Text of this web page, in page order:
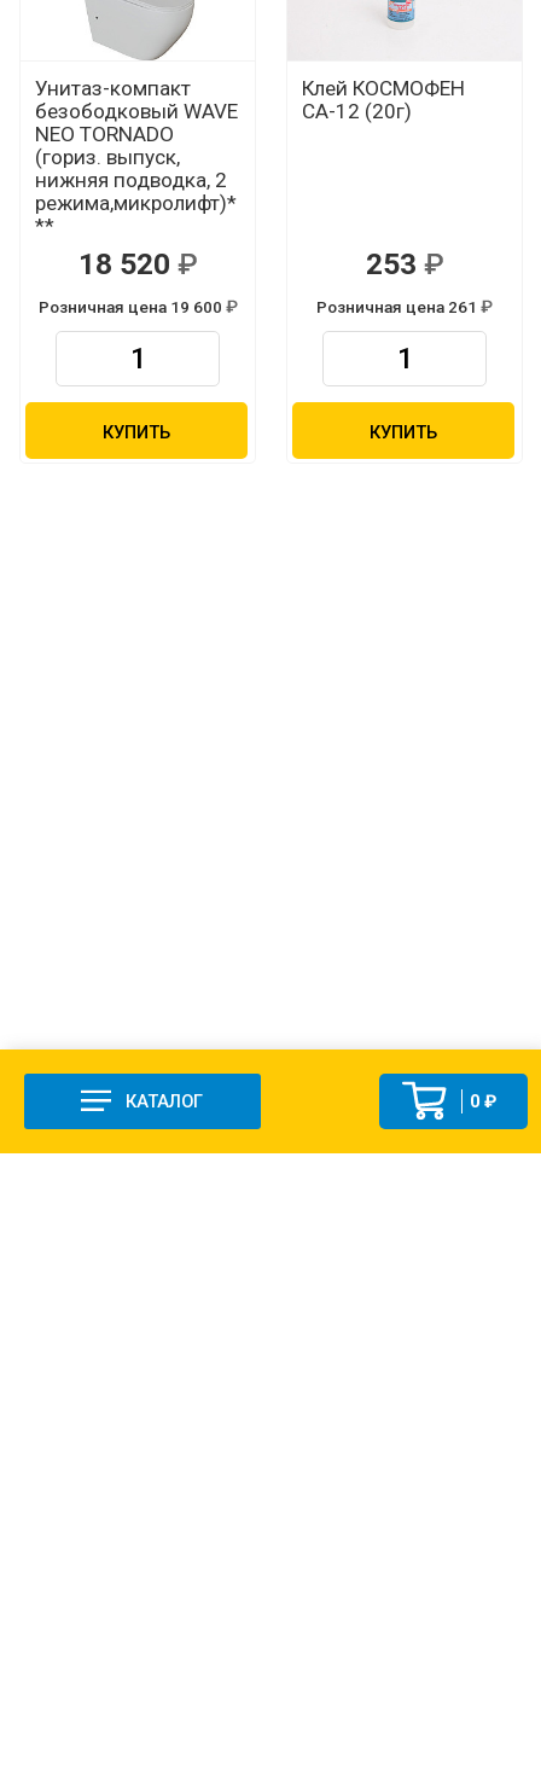
КАТАЛОГ 0 ₽
Унитаз-компакт
безободковый WAVE
NEO TORNADO
(гориз. выпуск,
нижняя подводка, 2
режима,микролифт)*
**
18 520
Розничная цена 19 600
КУПИТЬ
Клей КОСМОФЕН
СА-12 (20г)
253
Розничная цена 261
КУПИТЬ
Р
Р Р